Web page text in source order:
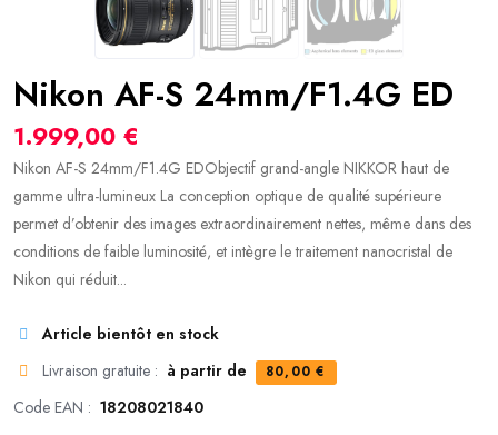
Nikon AF-S 24mm/F1.4G ED
1.999,00 €
Nikon AF-S 24mm/F1.4G EDObjectif grand-angle NIKKOR haut de
gamme ultra-lumineux La conception optique de qualité supérieure
permet d’obtenir des images extraordinairement nettes, même dans des
conditions de faible luminosité, et intègre le traitement nanocristal de
Nikon qui réduit...
Article bientôt en stock
Livraison gratuite : à partir de 80,00 €
Code EAN : 18208021840